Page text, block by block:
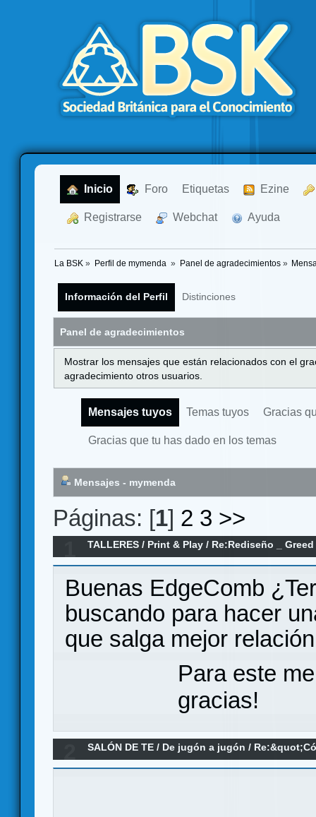
Inicio Foro Etiquetas Ezine
Registrarse Webchat Ayuda
La BSK » Perfil de mymenda » Panel de agradecimientos»
Información del Perfil Distinciones
Panel de agradecimientos
Mostrar los mensajes que están relacionados con el
agradecimiento otros usuarios.
Mensajes tuyos Temas tuyos Gracias
Gracias que tu has dado en los temas
Mensajes - mymenda
Páginas: [1] 2 3 >>
TALLERES / Print & Play / Re:Rediseño _
Buenas EdgeComb
buscando para hacer
que salga mejor
Para este
gracias!
SALÓN DE TE / De jugón a jugón /
trabajo&quot;: el mundo de las reseñas